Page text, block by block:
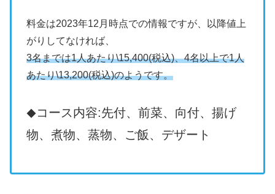
料金は2023年12月時点での情報ですが、以降値上
がりしてなければ、
3名までは1人あたり\15,400(税込)、4名以上で1人
あたり\13,200(税込)のようです。
◆コース内容:先付、前菜、向付、揚げ
物、煮物、蒸物、ご飯、デザート